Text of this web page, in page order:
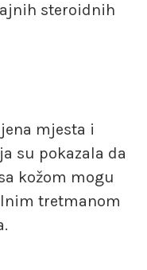
steroidnih
mjesta i
su pokazala da
kožom mogu
tretmanom